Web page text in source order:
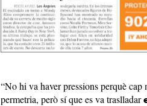
“No hi va haver pressions perquè
permetria, però sí que es va traslladar